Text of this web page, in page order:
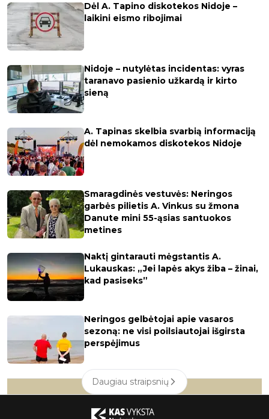
Dėl A. Tapino diskotekos Nidoje –
laikini eismo ribojimai
Nidoje – nutylėtas incidentas: vyras
taranavo pasienio užkardą ir kirto
sieną
A. Tapinas skelbia svarbią informaciją
dėl nemokamos diskotekos Nidoje
Smaragdinės vestuvės: Neringos
garbės pilietis A. Vinkus su žmona
Danute mini 55-ąsias santuokos
metines
Naktį gintarauti mėgstantis A.
Lukauskas: „Jei lapės akys žiba – žinai,
kad pasiseks”
Neringos gelbėtojai apie vasaros
sezoną: ne visi poilsiautojai išgirsta
perspėjimus
Daugiau straipsnių